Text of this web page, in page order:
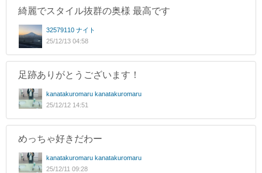
綺麗でスタイル抜群の奥様 最高です
32579110 ナイト
25/12/13 04:58
足跡ありがとうございます！
kanatakuromaru kanatakuromaru
25/12/12 14:51
めっちゃ好きだわー
kanatakuromaru kanatakuromaru
25/12/11 09:28